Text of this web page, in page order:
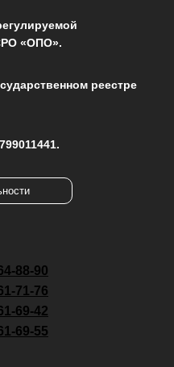
«ОПО».
реестре
88-90
71-76
69-42
69-55